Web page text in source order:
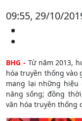
09:55, 29/10/
BHG -Từ năm 2013,
hóa truyền thống vào
mang lại những
năng sống; đồng
văn hóa truyền thống